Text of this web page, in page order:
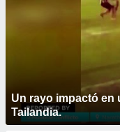
Un rayo impactó en
Tailandia.